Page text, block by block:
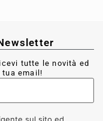
tutte le novità ed
email!